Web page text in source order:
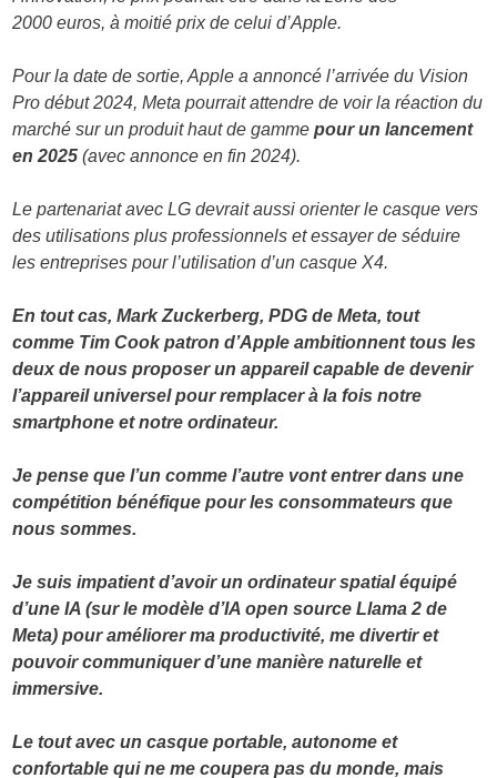
2000 euros, à moitié prix de celui d’Apple.
Pour la date de sortie, Apple a annoncé l’arrivée du Vision
Pro début 2024, Meta pourrait attendre de voir la réaction du
marché sur un produit haut de gamme pour un lancement
en 2025(avec annonce en fin 2024).
Le partenariat avec LG devrait aussi orienter le casque vers
des utilisations plus professionnels et essayer de séduire
les entreprises pour l’utilisation d’un casque X4.
En tout cas, Mark Zuckerberg, PDG de Meta, tout
comme Tim Cook patron d’Apple ambitionnent tous les
deux de nous proposer un appareil capable de devenir
l’appareil universel pour remplacer à la fois notre
smartphone et notre ordinateur.
Je pense que l’un comme l’autre vont entrer dans une
compétition bénéfique pour les consommateurs que
nous sommes.
Je suis impatient d’avoir un ordinateur spatial équipé
d’une IA (sur le modèle d’IA open source Llama 2 de
Meta) pour améliorer ma productivité, me divertir et
pouvoir communiquer d’une manière naturelle et
immersive.
Le tout avec un casque portable, autonome et
confortable qui ne me coupera pas du monde, mais